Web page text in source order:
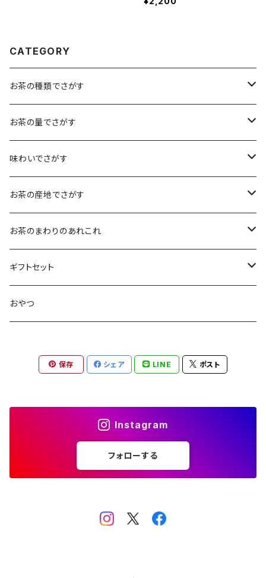
れてＯＫ 横倒しＯＫ 丸
CATEGORY
お茶の種類でさがす
煎茶
小袋（12g）
大袋（70g）
抹茶
水出し煎茶
玄米茶
ほうじ茶
フレーバーティー
お茶の量でさがす
70ｇ
12ｇ
30g
▶︎ティーバッグ10個入
ティーバッグ1個入
ティーバッグ10個入り
100g
味わいでさがす
まろやか
すっきり
水出し煎茶
フルーティー
コクがある
お茶の産地でさがす
島根・鳥取のお茶
島根のお茶
鳥取のお茶
九州のお茶
八女茶
屋久島煎茶
近畿・東海のお茶
本山
お茶のまわりのあれこれ
フィルタインボトル
急須
ギフトセット
煎茶ギフト
抹茶ギフト
煎茶と干し柿ギフト
おやつ
保存 シェア LINE ポスト
Instagram
フォローする